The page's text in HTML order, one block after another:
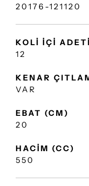
20176-121120
KOLİ İÇİ ADETİ
12
KENAR
VAR
EBAT (CM)
20
HACİM (CC)
550